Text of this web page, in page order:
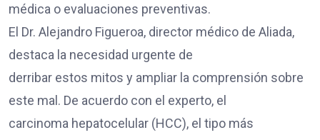
médica o evaluaciones preventivas.
El Dr. Alejandro Figueroa, director médico de Aliada,
destaca la necesidad urgente de
derribar estos mitos y ampliar la comprensión sobre
este mal. De acuerdo con el experto, el
carcinoma hepatocelular (HCC), el tipo más